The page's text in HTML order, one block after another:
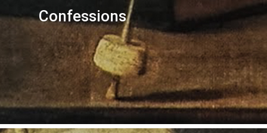
Confessions